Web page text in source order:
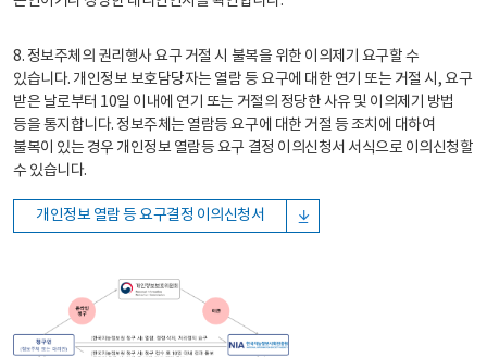
8. 정보주체의 권리행사 요구 거절 시 불복을 위한 이의제기 요구할 수
있습니다. 개인정보 보호담당자는 열람 등 요구에 대한 연기 또는 거절 시, 요구
받은 날로부터 10일 이내에 연기 또는 거절의 정당한 사유 및 이의제기 방법
등을 통지합니다. 정보주체는 열람등 요구에 대한 거절 등 조치에 대하여
불복이 있는 경우 개인정보 열람등 요구 결정 이의신청서 서식으로 이의신청할
수 있습니다.
개인정보 열람 등 요구결정 이의신청서